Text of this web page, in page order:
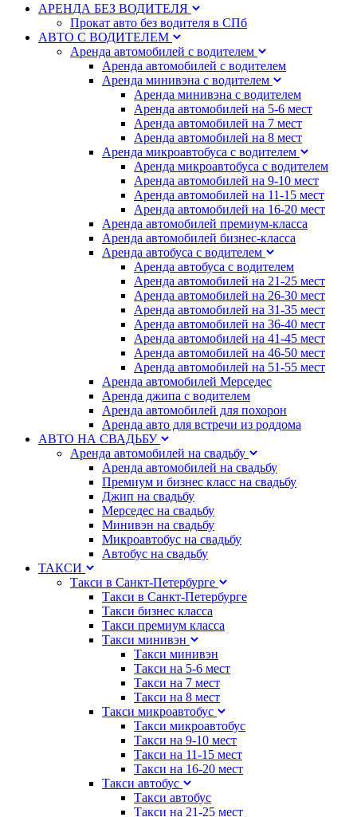
АРЕНДА БЕЗ ВОДИТЕЛЯ
Прокат авто без водителя в СПб
АВТО С ВОДИТЕЛЕМ
Аренда автомобилей с водителем
Аренда автомобилей с водителем
Аренда минивэна с водителем
Аренда минивэна с водителем
Аренда автомобилей на 5-6 мест
Аренда автомобилей на 7 мест
Аренда автомобилей на 8 мест
Аренда микроавтобуса с водителем
Аренда микроавтобуса с водителем
Аренда автомобилей на 9-10 мест
Аренда автомобилей на 11-15 мест
Аренда автомобилей на 16-20 мест
Аренда автомобилей премиум-класса
Аренда автомобилей бизнес-класса
Аренда автобуса с водителем
Аренда автобуса с водителем
Аренда автомобилей на 21-25 мест
Аренда автомобилей на 26-30 мест
Аренда автомобилей на 31-35 мест
Аренда автомобилей на 36-40 мест
Аренда автомобилей на 41-45 мест
Аренда автомобилей на 46-50 мест
Аренда автомобилей на 51-55 мест
Аренда автомобилей Мерседес
Аренда джипа с водителем
Аренда автомобилей для похорон
Аренда авто для встречи из роддома
АВТО НА СВАДЬБУ
Аренда автомобилей на свадьбу
Аренда автомобилей на свадьбу
Премиум и бизнес класс на свадьбу
Джип на свадьбу
Мерседес на свадьбу
Минивэн на свадьбу
Микроавтобус на свадьбу
Автобус на свадьбу
ТАКСИ
Такси в Санкт-Петербурге
Такси в Санкт-Петербурге
Такси бизнес класса
Такси премиум класса
Такси минивэн
Такси минивэн
Такси на 5-6 мест
Такси на 7 мест
Такси на 8 мест
Такси микроавтобус
Такси микроавтобус
Такси на 9-10 мест
Такси на 11-15 мест
Такси на 16-20 мест
Такси автобус
Такси автобус
Такси на 21-25 мест